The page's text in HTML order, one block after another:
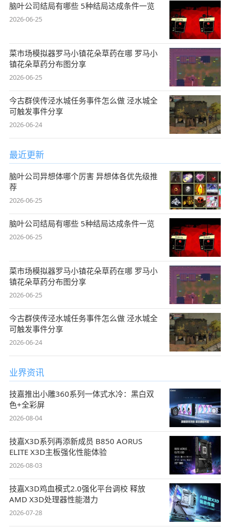
脑叶公司结局有哪些 5种结局达成条件一览
2026-06-25
菜市场模拟器罗马小镇花朵草药在哪 罗马小
镇花朵草药分布图分享
2026-06-25
今古群侠传泾水城任务事件怎么做 泾水城全
可触发事件分享
2026-06-24
最近更新
脑叶公司异想体哪个厉害 异想体各优先级推
荐
2026-06-25
脑叶公司结局有哪些 5种结局达成条件一览
2026-06-25
菜市场模拟器罗马小镇花朵草药在哪 罗马小
镇花朵草药分布图分享
2026-06-25
今古群侠传泾水城任务事件怎么做 泾水城全
可触发事件分享
2026-06-24
业界资讯
技嘉推出小雕360系列一体式水冷：黑白双
色+全彩屏
2026-08-04
技嘉X3D系列再添新成员 B850 AORUS
ELITE X3D主板强化性能体验
2026-08-03
技嘉X3D鸡血模式2.0强化平台调校 释放
AMD X3D处理器性能潜力
2026-07-28